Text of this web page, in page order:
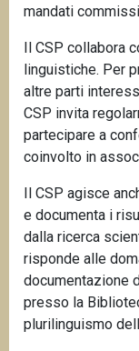
mandati
Il CSP collabora
linguistiche. Per
altre parti
CSP invita
partecipare a
coinvolto in
Il CSP agisce
e documenta i
dalla ricerca
risponde alle
documentazione
presso la
plurilinguismo